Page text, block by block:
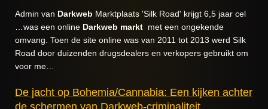
Admin van Darkweb Marktplaats 'Silk Road' krijgt 6,5 jaar cel
…was een online Darkweb markt met een ongekende
omvang. Toen de site online was van 2011 tot 2013 werd Silk
Road door duizenden drugsdealers en verkopers gebruikt om
voor me…
De jacht op Bohemia/Cannabia: Een kijken achter
de schermen van Darkweb-criminaliteit